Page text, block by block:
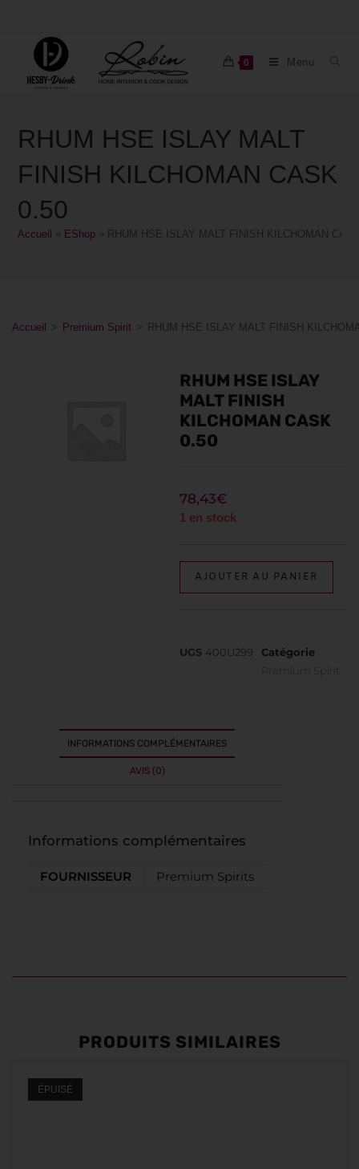
0 Menu
RHUM HSE ISLAY MALT
FINISH KILCHOMAN CASK
0.50
Accueil EShop RHUM HSE ISLAY MALT FINISH KILCHOMAN
Accueil > Premium Spirit > RHUM HSE ISLAY MALT FINISH
RHUM HSE ISLAY
MALT FINISH
KILCHOMAN CASK
0.50
78,43€
1 en stock
AJOUTER AU PANIER
UGS 400U299
Catégorie
Premium Spirit
INFORMATIONS COMPLÉMENTAIRES
AVIS (0)
Informations complémentaires
FOURNISSEUR Premium Spirits
PRODUITS SIMILAIRES
ÉPUISÉ